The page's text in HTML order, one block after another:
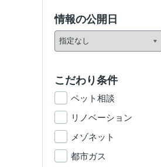
情報の公開日
こだわり条件
ペット相談
リノベーション
メゾネット
都市ガス